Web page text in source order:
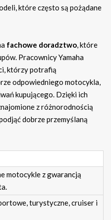
które często są pożądane
fachowe doradztwo, które
Pracownicy Yamaha
którzy potrafią
odpowiedniego motocykla,
kupującego. Dzięki ich
z różnorodnością
dobrze przemyślaną
motocykle z gwarancją
turystyczne, cruiser i